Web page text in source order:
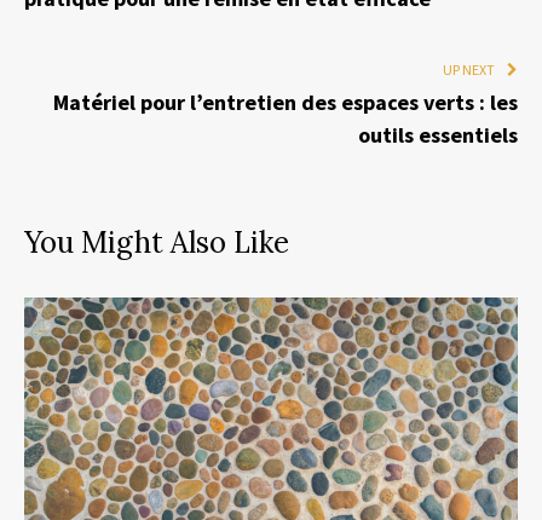
UP NEXT
Matériel pour l’entretien des espaces verts : les
outils essentiels
You Might Also Like